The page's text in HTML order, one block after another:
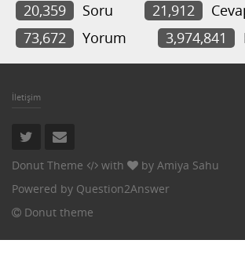
20,359 Soru 21,912
73,672
Yorum 3,974,841
İletişim
Donut Theme with by Amiya Sahu
Powered by Question2Answer
Donut theme